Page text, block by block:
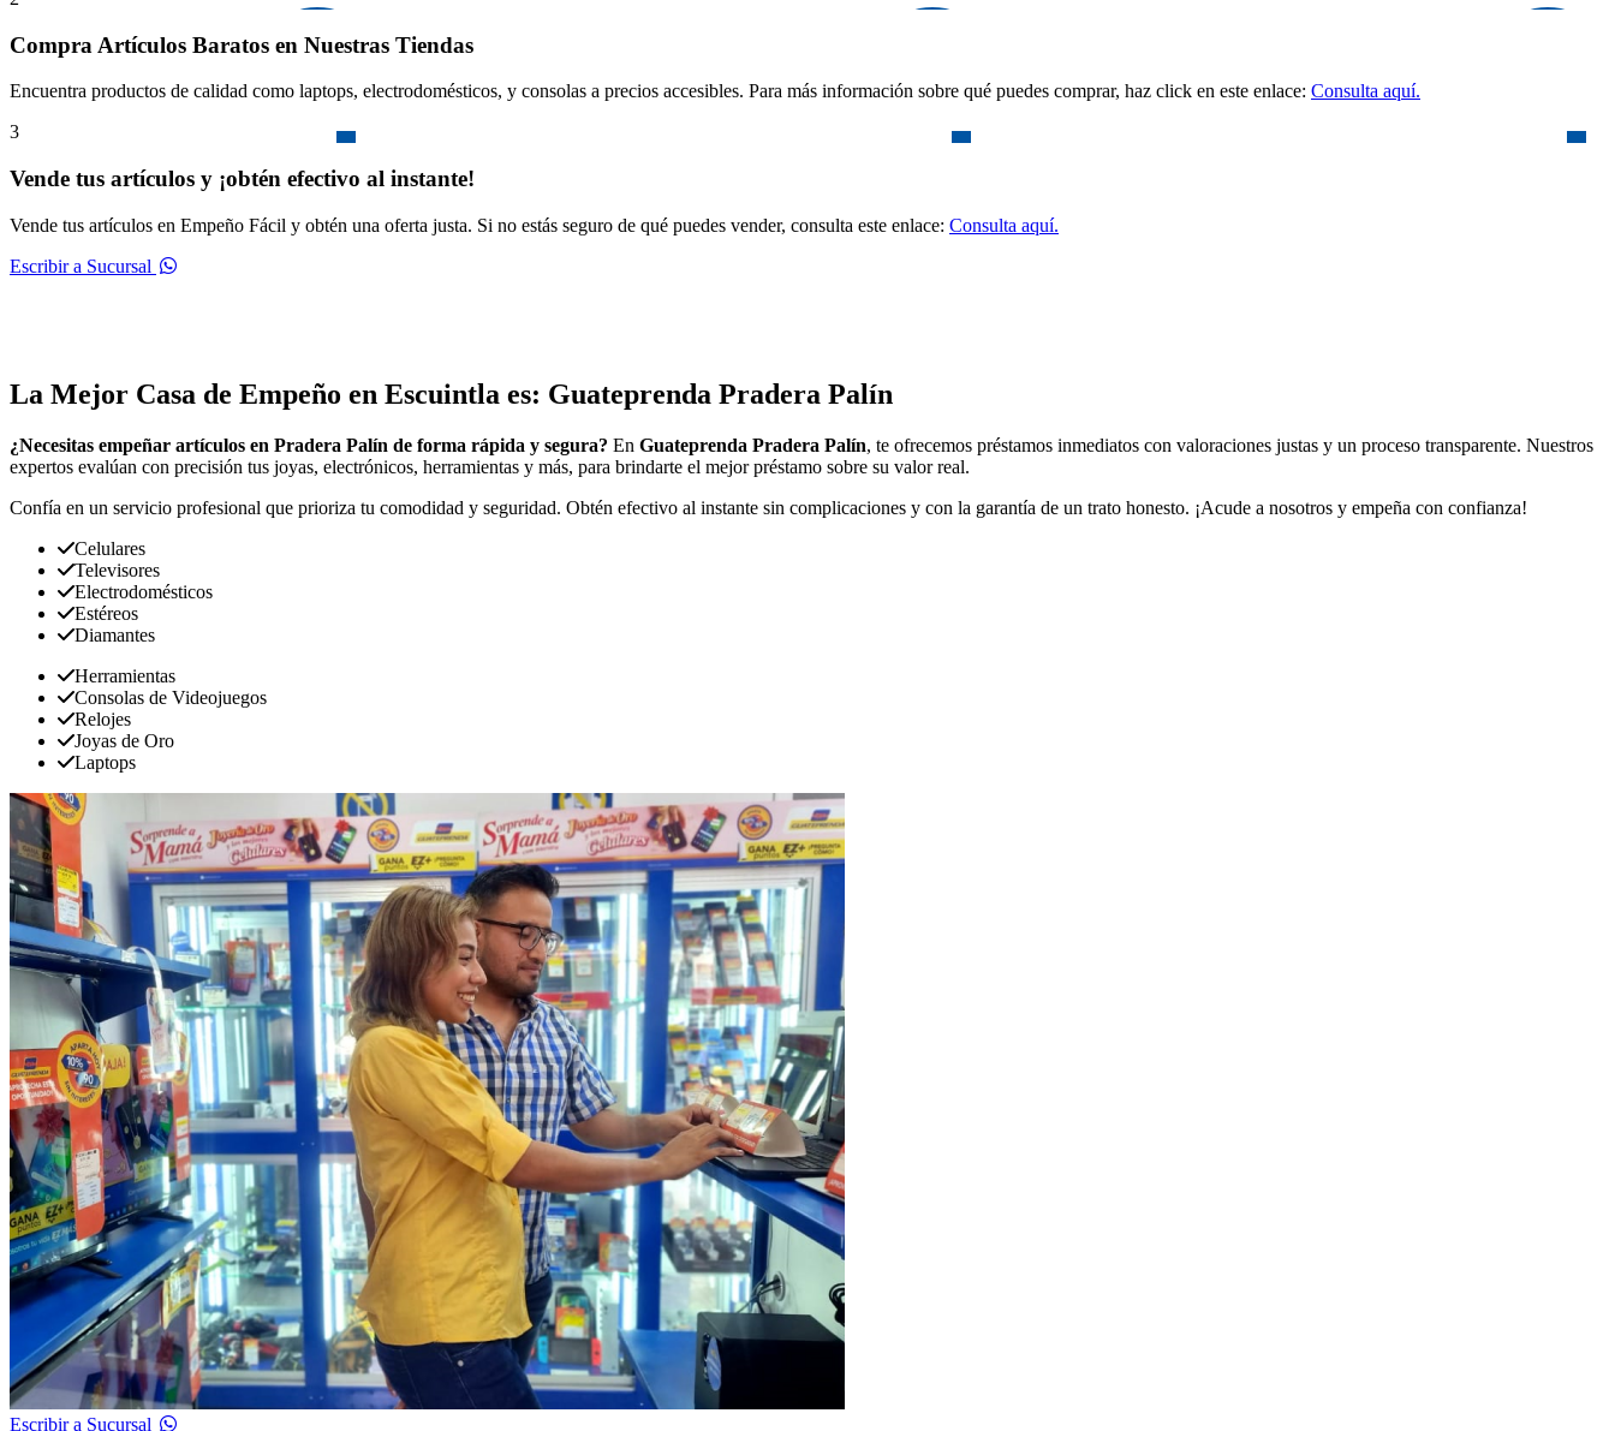
Compra Artículos Baratos en Nuestras Tiendas
Encuentra productos de calidad como laptops, electrodomésticos, y consolas a precios accesibles. Para más información sobre qué puedes comprar, haz click en este enlace: Consulta aquí.
3
Vende tus artículos y ¡obtén efectivo al instante!
Vende tus artículos en Empeño Fácil y obtén una oferta justa. Si no estás seguro de qué puedes vender, consulta este enlace: Consulta aquí.
Escribir a Sucursal
La Mejor Casa de Empeño en Escuintla es: Guateprenda Pradera Palín
¿Necesitas empeñar artículos en Pradera Palín de forma rápida y segura? En Guateprenda Pradera Palín, te ofrecemos préstamos inmediatos con valoraciones justas y un proceso transparente. Nuestros
expertos evalúan con precisión tus joyas, electrónicos, herramientas y más, para brindarte el mejor préstamo sobre su valor real.
Confía en un servicio profesional que prioriza tu comodidad y seguridad. Obtén efectivo al instante sin complicaciones y con la garantía de un trato honesto. ¡Acude a nosotros y empeña con confianza!
Celulares
Televisores
Electrodomésticos
Estéreos
Diamantes
Herramientas
Consolas de Videojuegos
Relojes
Joyas de Oro
Laptops
Escribir a Sucursal